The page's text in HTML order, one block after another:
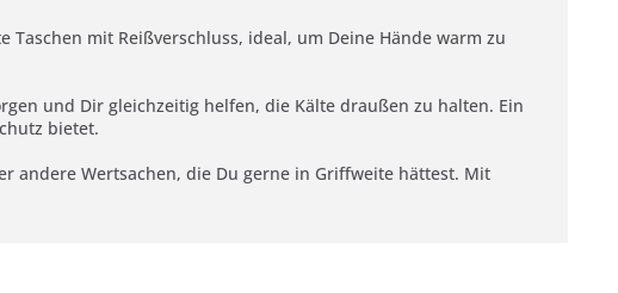
mit Reißverschluss, ideal, um Deine Hände warm zu
und Dir gleichzeitig helfen, die Kälte draußen zu halten. Ein
bietet.
andere Wertsachen, die Du gerne in Griffweite hättest. Mit